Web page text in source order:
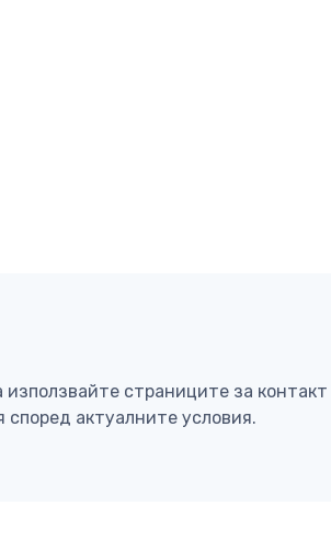
страниците за
актуалните условия.